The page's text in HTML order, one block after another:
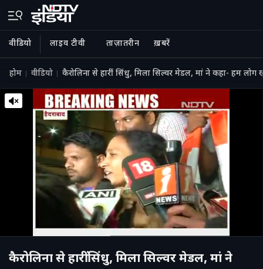
वीडियो लाइव टीवी ताज़ातरीन ख़बरें
होम वीडियो कैरोलिना से हारीं सिंधु, मिला सिल्वर मेडल, मां ने कहा- हम
कैरोलिना से हारीं सिंधु, मिला सिल्वर मेडल, मां ने